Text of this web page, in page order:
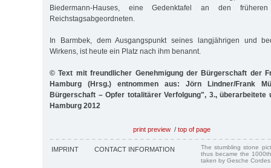
Biedermann-Hauses, eine Gedenktafel an den
Reichstagsabgeordneten.
In Barmbek, dem Ausgangspunkt seines langjährigen und
Wirkens, ist heute ein Platz nach ihm benannt.
© Text mit freundlicher Genehmigung der Bürgerschaft der
Hamburg (Hrsg.) entnommen aus: Jörn Lindner/Frank
Bürgerschaft – Opfer totalitärer Verfolgung", 3., überarbeitete
Hamburg 2012
print preview / top of page
IMPRINT CONTACT INFORMATION
The stumbling stone
thus became the
taken by Gesche